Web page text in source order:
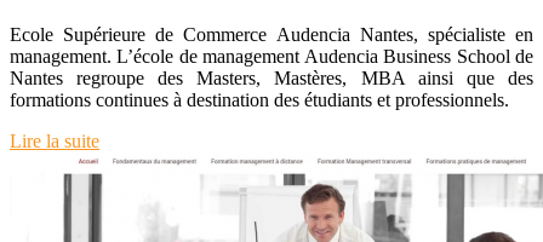
Ecole Supérieure de Commerce Audencia Nantes, spécialiste en
management. L’école de management Audencia Business School de
Nantes regroupe des Masters, Mastères, MBA ainsi que des
formations continues à destination des étudiants et professionnels.
Lire la suite